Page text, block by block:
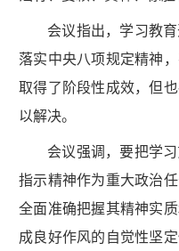
会议指出，学习教
落实中央八项规定精神
取得了阶段性成效，但
以解决。
会议强调，要把学
指示精神作为重大政治
全面准确把握其精神实
成良好作风的自觉性坚